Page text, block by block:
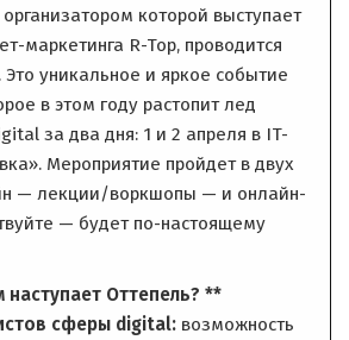
которой выступает
маркетинга R-Top, проводится
уникальное и яркое событие
в этом году растопит лед
за два дня: 1 и 2 апреля в IT-
Мероприятие пройдет в двух
— лекции/воркшопы — и онлайн-
— будет по-настоящему
наступает Оттепель? **
сферы digital: возможность